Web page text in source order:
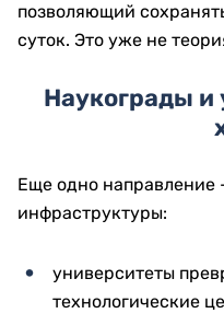
позволяющий
суток. Это уже не
Наукограды и
Еще одно направление
инфраструктуры:
университеты
технологические